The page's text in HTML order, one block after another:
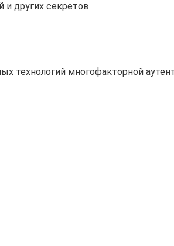
и других секретов
технологий многофакторной